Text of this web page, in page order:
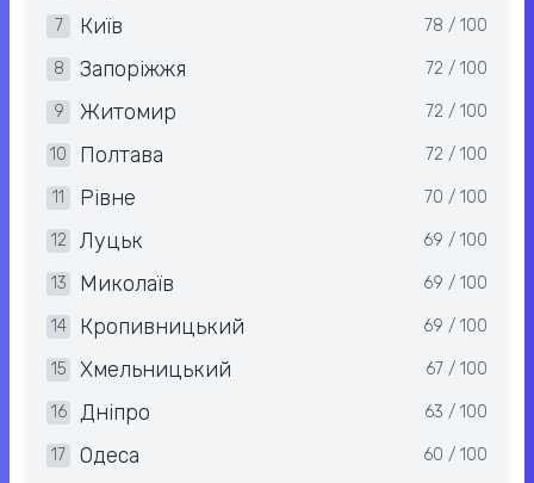
7 Київ 78 / 100
8 Запоріжжя 72 / 100
9 Житомир 72 / 100
10 Полтава 72 / 100
11 Рівне 70 / 100
12 Луцьк 69 / 100
13 Миколаїв 69 / 100
14 Кропивницький 69 / 100
15 Хмельницький 67 / 100
16 Дніпро 63 / 100
17 Одеса 60 / 100